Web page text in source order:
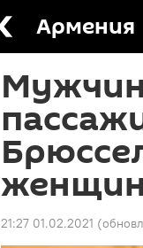
Армения
21:27 01.02.2021